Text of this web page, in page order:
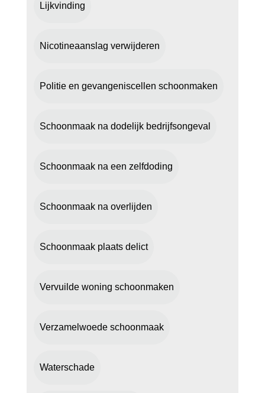
Lijkvinding
Nicotineaanslag verwijderen
Politie en gevangeniscellen schoonmaken
Schoonmaak na dodelijk bedrijfsongeval
Schoonmaak na een zelfdoding
Schoonmaak na overlijden
Schoonmaak plaats delict
Vervuilde woning schoonmaken
Verzamelwoede schoonmaak
Waterschade